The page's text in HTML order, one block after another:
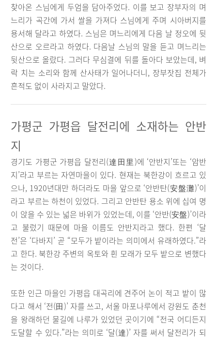
찾아온 스님에게 두엄을 담아주었다. 이를 보고 장부자의 며
느리가 곡간에 가서 쌀을 가져다 스님에게 주며 시아버지를
용서해 달라고 하였다. 스님은 며느리에게 다음 날 정오에 뒷
산으로 오르라고 하였다. 다음날 스님의 말을 듣고 며느리는
뒷산으로 올랐다. 그러다 무심결에 뒤를 돌아다 보았는데, 벼
락 치는 소리와 함께 산사태가 일어나더니, 장부잣집 전체가
흔적도 없이 사라지고 말았다.
가평군 가평읍 달전리에 소재하는 안반
지
경기도 가평군 가평읍 달전리(達田里)에 ‘안반지’또는 ‘암반
지’라고 부르는 자연마을이 있다. 현재는 북한강이 흐르고 있
으나, 1920년대만 하더라도 마을 앞으로 ‘안반탄(安盤灘)’이
라고 부르는 하천이 있었다. 그리고 안반탄 용소 위에 십여 명
이 앉을 수 있는 넓은 바위가 있었는데, 이를 ‘안반(安盤)’이라
고 불렀기 때문에 마을 이름도 안반지라고 했다. 한편 ‘달
전’은 ‘다바지’ 곧 “모두가 밭이라는 의미에서 유래하였다.”라
고 한다. 북한강 주변의 옥토와 흰 모래가 모두 밭으로 변했다
는 것이다.
또한 인근 마을인 가평읍 대곡리에 견주어 논이 적고 밭이 많
다고 해서 ‘전(田)’ 자를 쓰고, 서울 마포나루에서 강원도 춘천
을 왕래하던 물길에 나루가 있었던 곳이기에 “전국 어디든지
도달할 수 있다.”라는 의미로 ‘달(達)’ 자를 써서 달전리가 되